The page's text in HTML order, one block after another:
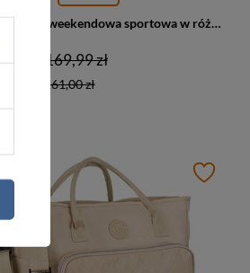
Torba podróżna weekendowa sportowa w różowym kolorze zamykana na suwak Peterson
cena: 161,00 zł
169,99 zł